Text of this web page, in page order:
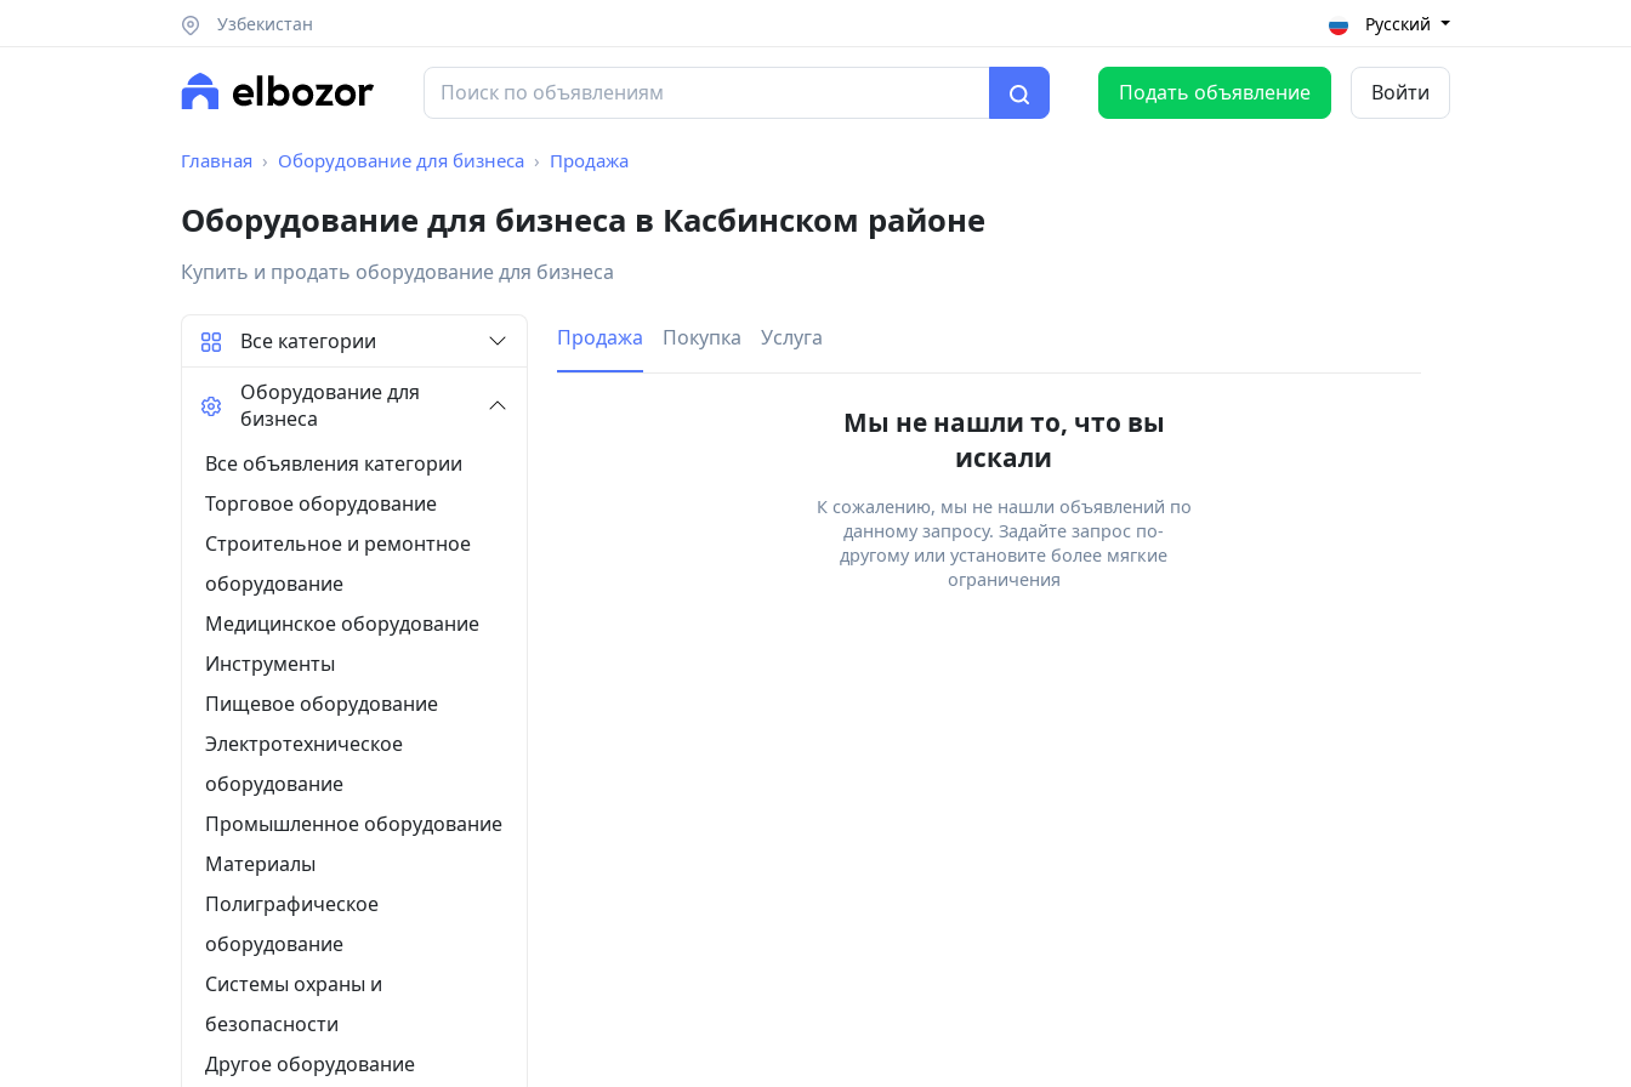
Узбекистан Русский
Подать объявление Войти
Главная Оборудование для бизнеса Продажа
Оборудование для бизнеса в Касбинском районе
Купить и продать оборудование для бизнеса
Продажа Покупка Услуга
Мы не нашли то, что вы
искали
К сожалению, мы не нашли объявлений по
данному запросу. Задайте запрос по-
другому или установите более мягкие
ограничения
Все категории
Оборудование для
бизнеса
Все объявления категории
Торговое оборудование
Строительное и ремонтное
оборудование
Медицинское оборудование
Инструменты
Пищевое оборудование
Электротехническое
оборудование
Промышленное оборудование
Материалы
Полиграфическое
оборудование
Системы охраны и
безопасности
Другое оборудование